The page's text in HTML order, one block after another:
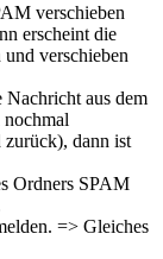
verschieben
erscheint die
verschieben
aus dem
dann ist
Ordners SPAM
=> Gleiches